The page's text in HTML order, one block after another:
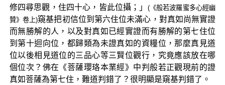
修四尋思觀，住四十心，皆此位攝；」 (《般若波羅蜜多心經幽
贊》卷上)窺基把初信位到第六住位未滿心，對真如尚無實證
而無勝解的人，以及對真如已經實證而有勝解的第七住位
到第十迴向位，都歸類為未證真如的資糧位，那麼真見道
位以後相見道位的三品心等三賢位觀行，究竟應該放在哪
個位次？佛在《菩薩瓔珞本業經》中判般若正觀現前的證
真如菩薩為第七住，難道判錯了？很明顯是窺基判錯了。